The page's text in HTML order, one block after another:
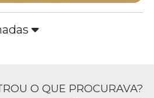
O QUE PROCURAVA?